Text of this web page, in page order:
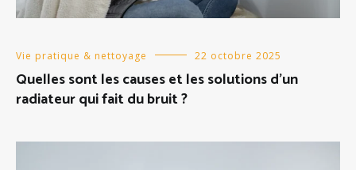
Vie pratique & nettoyage 22 octobre 2025
Quelles sont les causes et les solutions d’un
radiateur qui fait du bruit ?